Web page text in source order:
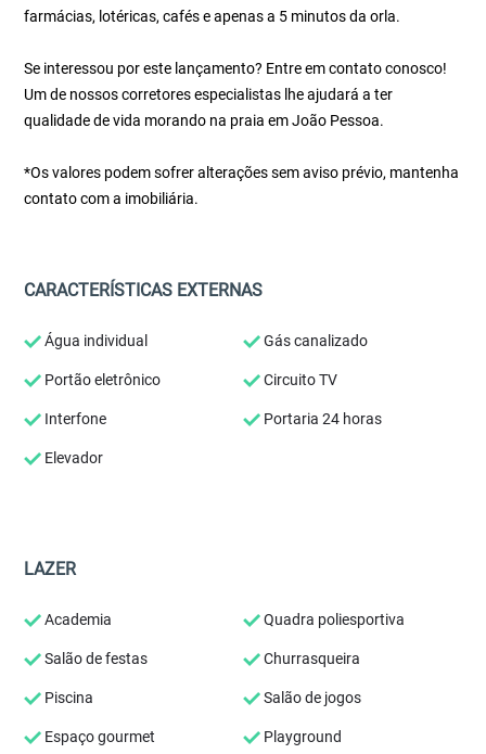
farmácias, lotéricas, cafés e apenas a 5 minutos da orla.
Se interessou por este lançamento? Entre em contato conosco!
Um de nossos corretores especialistas lhe ajudará a ter
qualidade de vida morando na praia em João Pessoa.
*Os valores podem sofrer alterações sem aviso prévio, mantenha
contato com a imobiliária.
CARACTERÍSTICAS EXTERNAS
Água individual Gás canalizado
Portão eletrônico Circuito TV
Interfone Portaria 24 horas
Elevador
LAZER
Academia Quadra poliesportiva
Salão de festas Churrasqueira
Piscina Salão de jogos
Espaço gourmet Playground